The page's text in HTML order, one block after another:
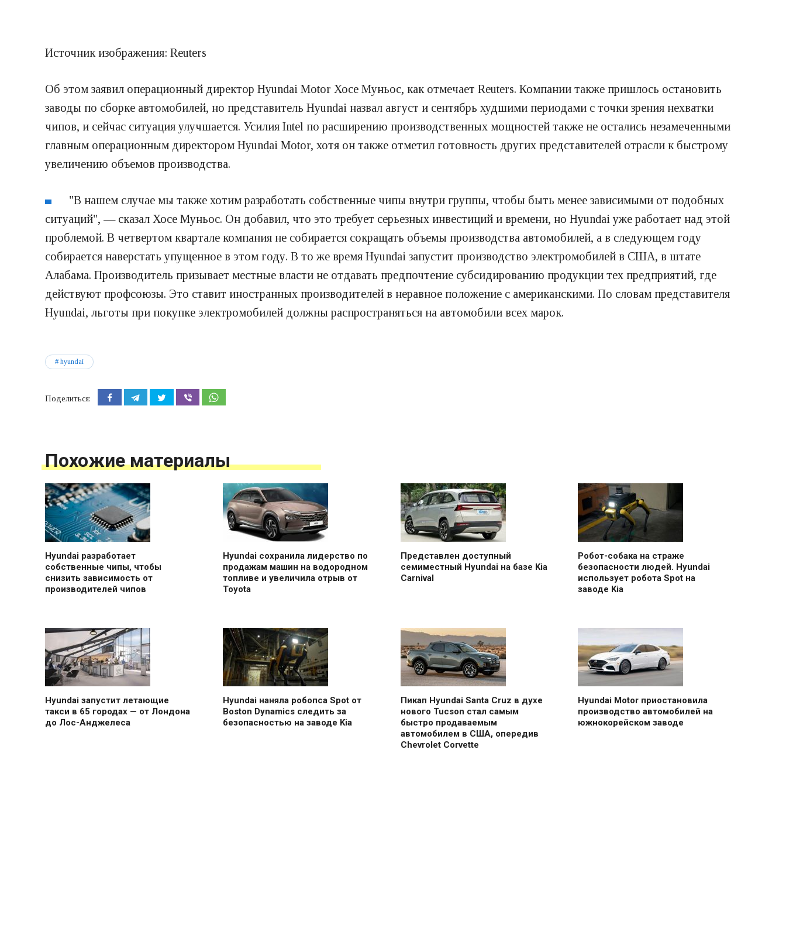
Источник изображения: Reuters
Об этом заявил операционный директор Hyundai Motor Хосе Муньос, как отмечает Reuters. Компании также пришлось остановить
заводы по сборке автомобилей, но представитель Hyundai назвал август и сентябрь худшими периодами с точки зрения нехватки
чипов, и сейчас ситуация улучшается. Усилия Intel по расширению производственных мощностей также не остались незамеченными
главным операционным директором Hyundai Motor, хотя он также отметил готовность других представителей отрасли к быстрому
увеличению объемов производства.
"В нашем случае мы также хотим разработать собственные чипы внутри группы, чтобы быть менее зависимыми от подобных
ситуаций", — сказал Хосе Муньос. Он добавил, что это требует серьезных инвестиций и времени, но Hyundai уже работает над этой
проблемой. В четвертом квартале компания не собирается сокращать объемы производства автомобилей, а в следующем году
собирается наверстать упущенное в этом году. В то же время Hyundai запустит производство электромобилей в США, в штате
Алабама. Производитель призывает местные власти не отдавать предпочтение субсидированию продукции тех предприятий, где
действуют профсоюзы. Это ставит иностранных производителей в неравное положение с американскими. По словам представителя
Hyundai, льготы при покупке электромобилей должны распространяться на автомобили всех марок.
hyundai
Поделиться:
Похожие материалы
Hyundai разработает
собственные чипы, чтобы
снизить зависимость от
производителей чипов
Hyundai сохранила лидерство по
продажам машин на водородном
топливе и увеличила отрыв от
Toyota
Представлен доступный
семиместный Hyundai на базе Kia
Carnival
Робот-собака на страже
безопасности людей. Hyundai
использует робота Spot на
заводе Kia
Hyundai запустит летающие
такси в 65 городах — от Лондона
до Лос-Анджелеса
Hyundai наняла робопса Spot от
Boston Dynamics следить за
безопасностью на заводе Kia
Пикап Hyundai Santa Cruz в духе
нового Tucson стал самым
быстро продаваемым
автомобилем в США, опередив
Chevrolet Corvette
Hyundai Motor приостановила
производство автомобилей на
южнокорейском заводе